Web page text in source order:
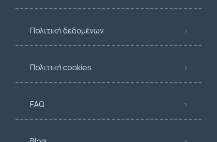
Πολιτική δεδομένων
Πολιτική cookies
FAQ